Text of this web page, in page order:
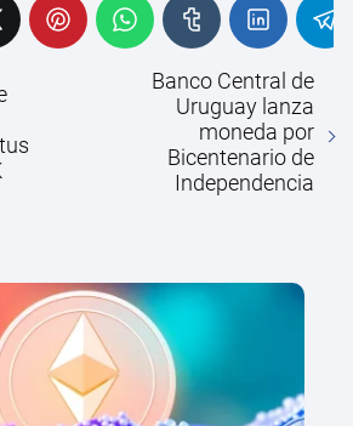
Banco Central de
Uruguay lanza
moneda por
Bicentenario de
Independencia